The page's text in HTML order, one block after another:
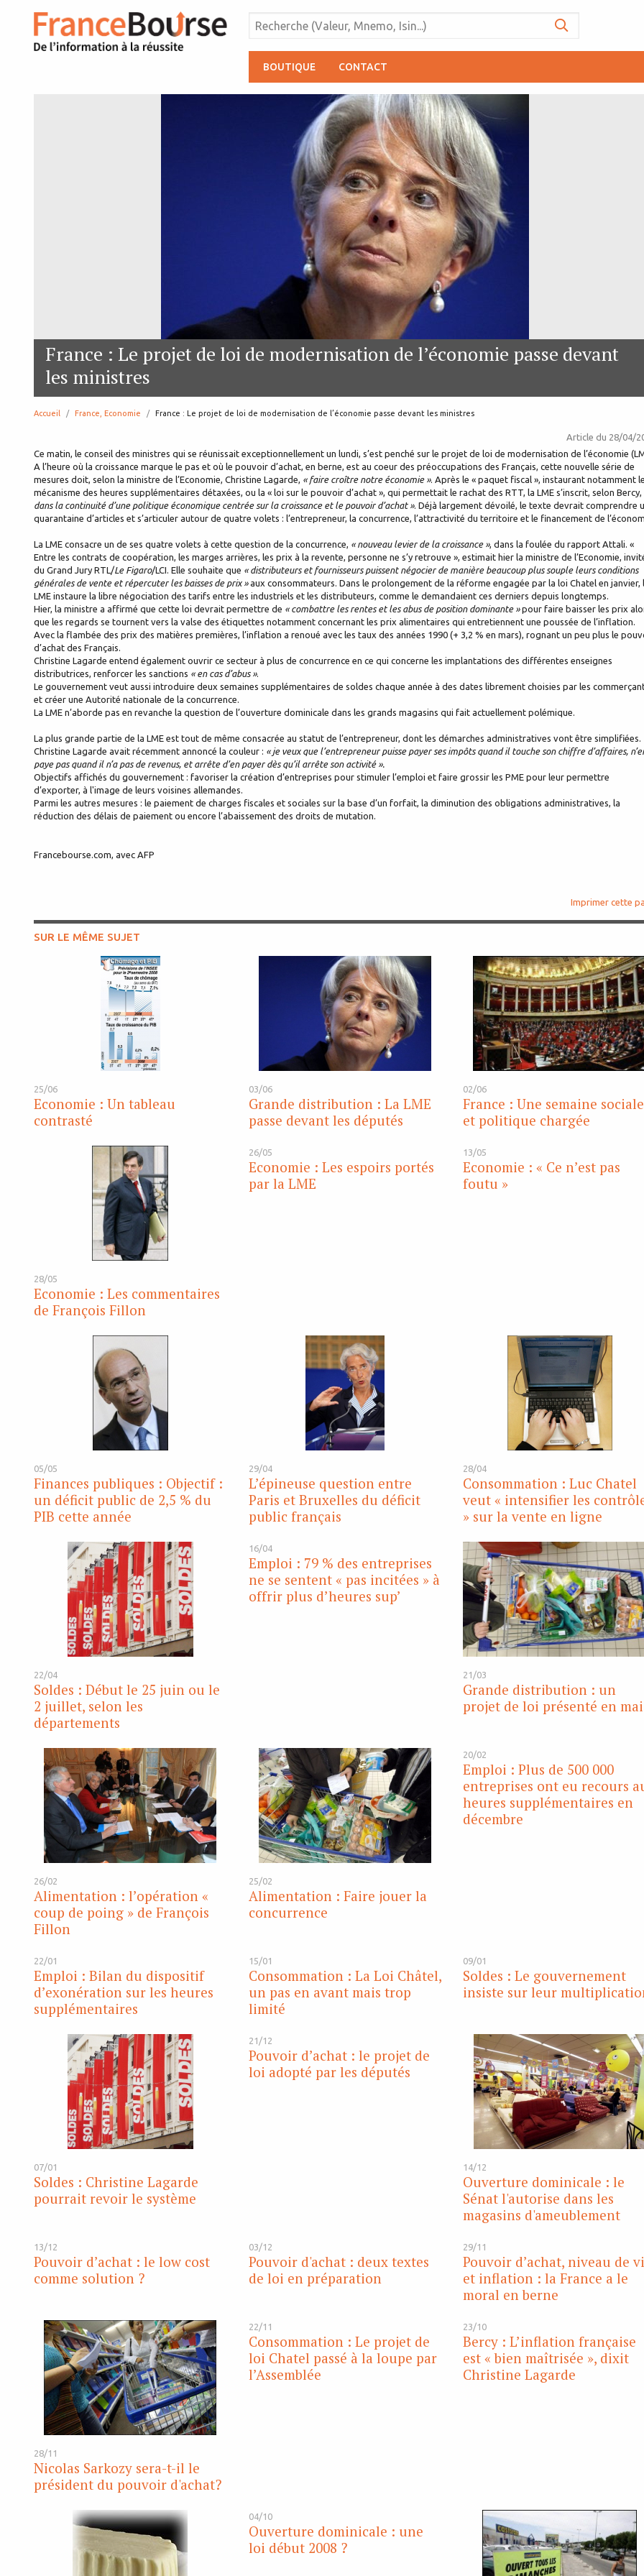
BOUTIQUE CONTACT
France : Le projet de loi de modernisation de l’économie passe devant
les ministres
Accueil France, Economie page:
France : Le projet de loi de modernisation de l’économie passe devant les ministres
Article du 28/04/
Ce matin, le conseil des ministres qui se réunissait exceptionnellement un lundi, s’est penché sur le projet de loi de modernisation de l’économie
A l’heure où la croissance marque le pas et où le pouvoir d’achat, en berne, est au coeur des préoccupations des Français, cette nouvelle série de
mesures doit, selon la ministre de l’Economie, Christine Lagarde, « faire croître notre économie ». Après le « paquet fiscal », instaurant notamment
mécanisme des heures supplémentaires détaxées, ou la « loi sur le pouvoir d’achat », qui permettait le rachat des RTT, la LME s’inscrit, selon Bercy,
dans la continuité d’une politique économique centrée sur la croissance et le pouvoir d’achat ». Déjà largement dévoilé, le texte devrait comprendre
quarantaine d’articles et s’articuler autour de quatre volets : l’entrepreneur, la concurrence, l’attractivité du territoire et le financement de
La LME consacre un de ses quatre volets à cette question de la concurrence, « nouveau levier de la croissance », dans la foulée du rapport Attali. «
Entre les contrats de coopération, les marges arrières, les prix à la revente, personne ne s’y retrouve », estimait hier la ministre de l’Economie,
du Grand Jury RTL/Le Figaro/LCI. Elle souhaite que « distributeurs et fournisseurs puissent négocier de manière beaucoup plus souple leurs conditions
générales de vente et répercuter les baisses de prix »aux consommateurs. Dans le prolongement de la réforme engagée par la loi Chatel en janvier,
LME instaure la libre négociation des tarifs entre les industriels et les distributeurs, comme le demandaient ces derniers depuis longtemps.
Hier, la ministre a affirmé que cette loi devrait permettre de « combattre les rentes et les abus de position dominante »pour faire baisser les prix
que les regards se tournent vers la valse des étiquettes notamment concernant les prix alimentaires qui entretiennent une poussée de l’inflation.
Avec la flambée des prix des matières premières, l’inflation a renoué avec les taux des années 1990 (+ 3,2 % en mars), rognant un peu plus le
d’achat des Français.
Christine Lagarde entend également ouvrir ce secteur à plus de concurrence en ce qui concerne les implantations des différentes enseignes
distributrices, renforcer les sanctions « en cas d’abus ».
Le gouvernement veut aussi introduire deux semaines supplémentaires de soldes chaque année à des dates librement choisies par les
et créer une Autorité nationale de la concurrence.
La LME n’aborde pas en revanche la question de l’ouverture dominicale dans les grands magasins qui fait actuellement polémique.
La plus grande partie de la LME est tout de même consacrée au statut de l’entrepreneur, dont les démarches administratives vont être simplifiées.
Christine Lagarde avait récemment annoncé la couleur : « je veux que l’entrepreneur puisse payer ses impôts quand il touche son chiffre d’affaires,
paye pas quand il n’a pas de revenus, et arrête d’en payer dès qu’il arrête son activité ».
Objectifs affichés du gouvernement : favoriser la création d’entreprises pour stimuler l’emploi et faire grossir les PME pour leur permettre
d’exporter, à l'image de leurs voisines allemandes.
Parmi les autres mesures : le paiement de charges fiscales et sociales sur la base d’un forfait, la diminution des obligations administratives, la
réduction des délais de paiement ou encore l’abaissement des droits de mutation.
Francebourse.com, avec AFP
Imprimer cette
SUR LE MÊME SUJET
25/06
Economie : Un tableau
contrasté
03/06
Grande distribution : La LME
passe devant les députés
02/06
France : Une semaine sociale
et politique chargée
28/05
Economie : Les commentaires
de François Fillon
26/05
Economie : Les espoirs portés
par la LME
13/05
Economie : « Ce n’est pas
foutu »
05/05
Finances publiques : Objectif :
un déficit public de 2,5 % du
PIB cette année
29/04
L’épineuse question entre
Paris et Bruxelles du déficit
public français
28/04
Consommation : Luc Chatel
veut « intensifier les
» sur la vente en ligne
22/04
Soldes : Début le 25 juin ou le
2 juillet, selon les
départements
16/04
Emploi : 79 % des entreprises
ne se sentent « pas incitées » à
offrir plus d’heures sup’
21/03
Grande distribution : un
projet de loi présenté en mai
26/02
Alimentation : l’opération «
coup de poing » de François
Fillon
25/02
Alimentation : Faire jouer la
concurrence
20/02
Emploi : Plus de 500 000
entreprises ont eu recours
heures supplémentaires en
décembre
22/01
Emploi : Bilan du dispositif
d’exonération sur les heures
supplémentaires
15/01
Consommation : La Loi Châtel,
un pas en avant mais trop
limité
09/01
Soldes : Le gouvernement
insiste sur leur
07/01
Soldes : Christine Lagarde
pourrait revoir le système
21/12
Pouvoir d’achat : le projet de
loi adopté par les députés
14/12
Ouverture dominicale : le
Sénat l'autorise dans les
magasins d'ameublement
13/12
Pouvoir d’achat : le low cost
comme solution ?
03/12
Pouvoir d'achat : deux textes
de loi en préparation
29/11
Pouvoir d’achat, niveau de
et inflation : la France a le
moral en berne
28/11
Nicolas Sarkozy sera-t-il le
président du pouvoir d'achat?
22/11
Consommation : Le projet de
loi Chatel passé à la loupe par
l’Assemblée
23/10
Bercy : L’inflation française
est « bien maîtrisée », dixit
Christine Lagarde
04/10
Ouverture dominicale : une
loi début 2008 ?